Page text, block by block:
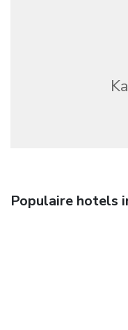
Populaire hotels